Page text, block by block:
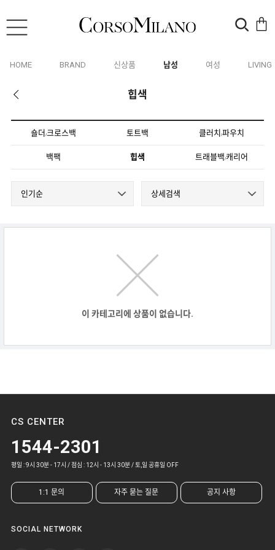
HOME BRAND 신상품 남성 여성 LIVING
힙색
숄더 /크로스백 토트백 클러치/파우치
백팩 힙색 트래블백/캐리어
인기순 상세검색
이 카테고리에 상품이 없습니다.
CS CENTER
1544-2301
평일 : 9시 30분 - 17시 / 점심 : 12시 - 13시 30분 / 토,일 공휴일 OFF
1:1 문의 자주 묻는 질문 공지 사항
SOCIAL NETWORK